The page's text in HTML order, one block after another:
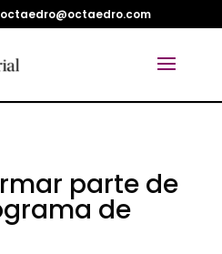
octaedro@octaedro.com
parte de
de